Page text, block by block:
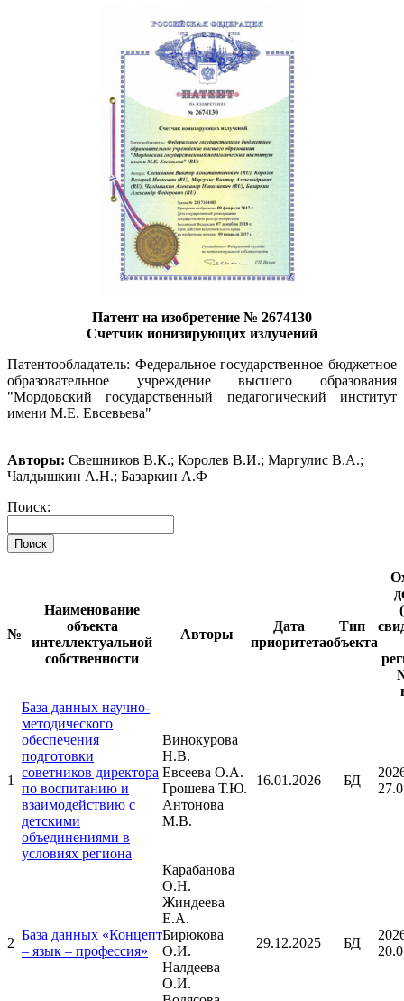
Патент на изобретение № 2674130
Счетчик ионизирующих излучений
Патентообладатель: Федеральное государственное бюджетное
образовательное учреждение высшего образования
"Мордовский государственный педагогический институт
имени М.Е. Евсевьева"
Авторы: Свешников В.К.; Королев В.И.; Маргулис В.А.;
Чалдышкин А.Н.; Базаркин А.Ф
Поиск:
Поиск
№
Наименование
объекта
интеллектуальной
собственности
Авторы
Дата
приоритета
Тип
объекта
1
База данных научно-
методического
обеспечения
подготовки
советников директора
по воспитанию и
взаимодействию с
детскими
объединениями в
условиях региона
Винокурова
Н.В.
Евсеева О.А.
Грошева Т.Ю.
Антонова
М.В.
16.01.2026 БД
2
База данных «Концепт
– язык – профессия»
Карабанова
О.Н.
Жиндеева
Е.А.
Бирюкова
О.И.
Налдеева
О.И.
29.12.2025 БД